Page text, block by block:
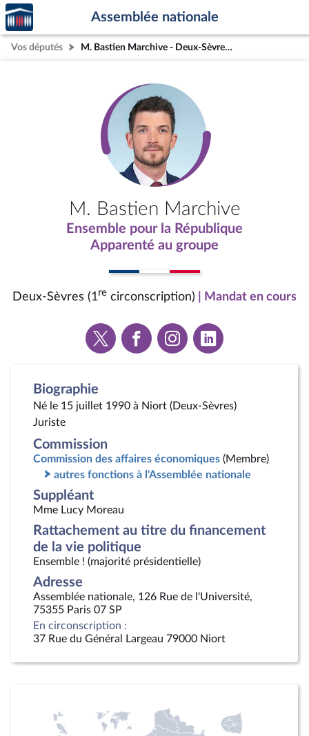
Aller au contenu
Aller en bas de la page
Accèder
à la
page
d'accueil
Assemblée nationale
Vos députés M. Bastien Marchive - Deux-Sèvres (1re circonscription)
M. Bastien Marchive
Ensemble pour la République
Apparenté au groupe
Deux-Sèvres (1re circonscription) | Mandat en cours
Voir
la
Voir
la
Voir
la
Voir
la
Biographie
Né le 15 juillet 1990 à Niort (Deux-Sèvres)
Juriste
Commission
Commission des affaires économiques (Membre)
autres fonctions à l'Assemblée nationale
Suppléant
Mme Lucy Moreau
Rattachement au titre du financement
de la vie politique
Ensemble ! (majorité présidentielle)
Adresse
Assemblée nationale, 126 Rue de l'Université,
75355 Paris 07 SP
En circonscription :
37 Rue du Général Largeau 79000 Niort